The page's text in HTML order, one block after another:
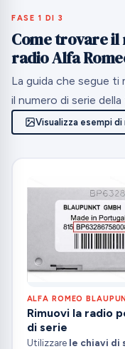
FASE 1 DI 3
Come trovare il
radio Alfa
La guida che segue
il numero di serie
Visualizza esempi
ALFA ROMEO
Rimuovi la radio
di serie
Utilizzare le chiavi di